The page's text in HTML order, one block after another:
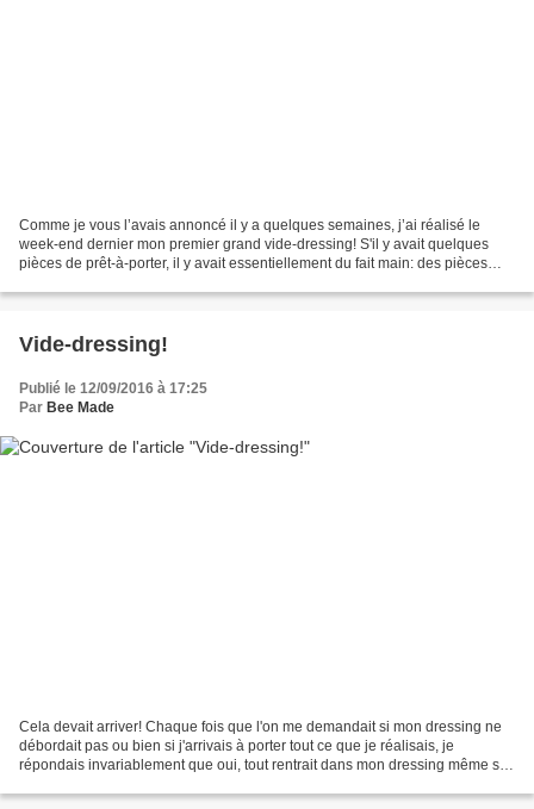
Comme je vous l’avais annoncé il y a quelques semaines, j’ai réalisé le
week-end dernier mon premier grand vide-dressing! S'il y avait quelques
pièces de prêt-à-porter, il y avait essentiellement du fait main: des pièces
Vide-dressing!
Publié le 12/09/2016 à 17:25
Par Bee Made
Cela devait arriver! Chaque fois que l'on me demandait si mon dressing ne
débordait pas ou bien si j'arrivais à porter tout ce que je réalisais, je
répondais invariablement que oui, tout rentrait dans mon dressing même si